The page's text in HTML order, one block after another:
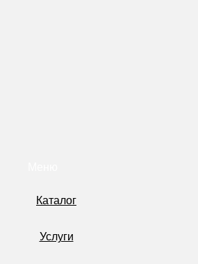
Каталог
Услуги